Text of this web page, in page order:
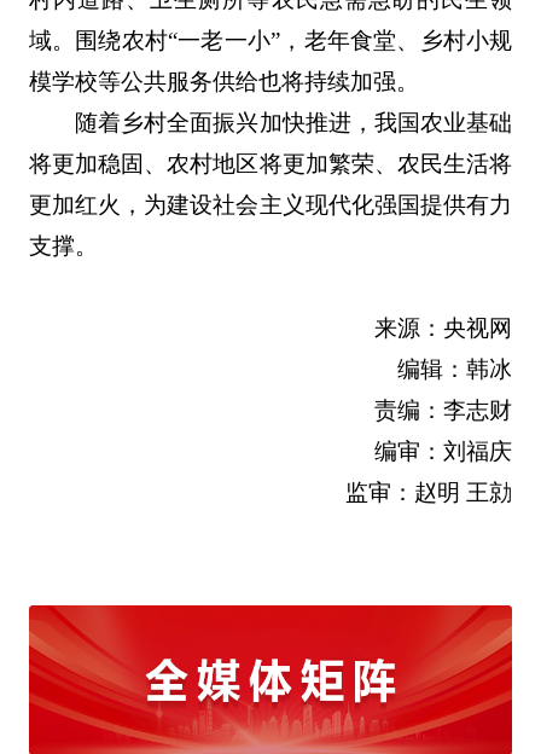
域。围绕农村“一老一小”，老年食堂、乡村小规
模学校等公共服务供给也将持续加强。
随着乡村全面振兴加快推进，我国农业基础
将更加稳固、农村地区将更加繁荣、农民生活将
更加红火，为建设社会主义现代化强国提供有力
支撑。
来源：央视网
编辑：韩冰
责编：李志财
编审：刘福庆
监审：赵明 王勍